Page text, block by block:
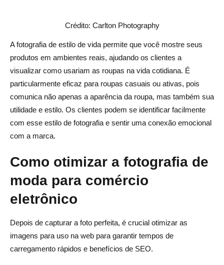
Crédito: Carlton Photography
A fotografia de estilo de vida permite que você mostre seus
produtos em ambientes reais, ajudando os clientes a
visualizar como usariam as roupas na vida cotidiana. É
particularmente eficaz para roupas casuais ou ativas, pois
comunica não apenas a aparência da roupa, mas também sua
utilidade e estilo. Os clientes podem se identificar facilmente
com esse estilo de fotografia e sentir uma conexão emocional
com a marca.
Como otimizar a fotografia de
moda para comércio
eletrônico
Depois de capturar a foto perfeita, é crucial otimizar as
imagens para uso na web para garantir tempos de
carregamento rápidos e benefícios de SEO.